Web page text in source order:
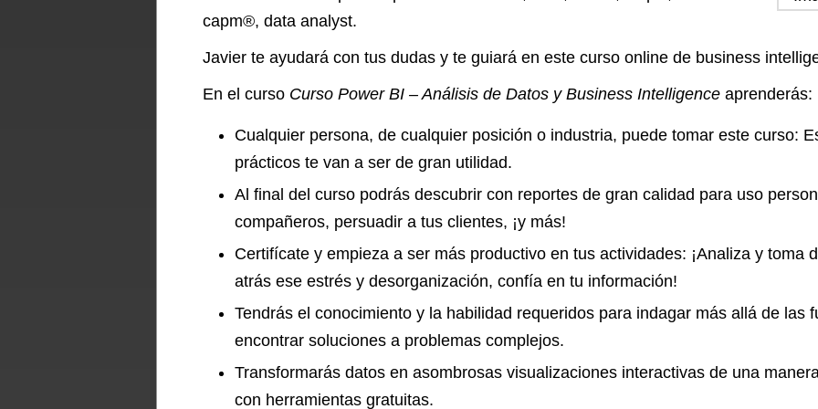
capm®, data analyst.
Javier te ayudará con tus dudas y te guiará en este curso online de business
En el curso Curso Power BI – Análisis de Datos y Business Intelligence aprenderás:
Cualquier persona, de cualquier posición o industria, puede tomar este curso:
prácticos te van a ser de gran utilidad.
Al final del curso podrás descubrir con reportes de gran calidad para uso
compañeros, persuadir a tus clientes, ¡y más!
Certifícate y empieza a ser más productivo en tus actividades: ¡Analiza y toma
atrás ese estrés y desorganización, confía en tu información!
Tendrás el conocimiento y la habilidad requeridos para indagar más allá de las
encontrar soluciones a problemas complejos.
Transformarás datos en asombrosas visualizaciones interactivas de una
con herramientas gratuitas.